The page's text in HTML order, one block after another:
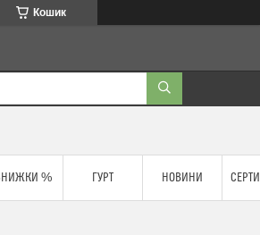
Кошик
% ГУРТ НОВИНИ